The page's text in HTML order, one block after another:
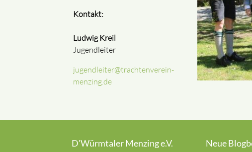
Kontakt:
Ludwig Kreil
Jugendleiter
jugendleiter@trachtenverein-
menzing.de
D'Würmtaler Menzing e.V. Neue